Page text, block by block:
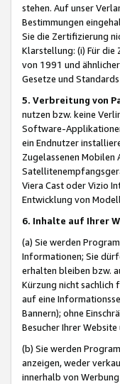
stehen. Auf unser
Bestimmungen
Sie die Zertifizierung
Klarstellung: (i) Für die
von 1991 und
Gesetze und
5. Verbreitung von
nutzen bzw. keine
Software-
ein Endnutzer
Zugelassenen
Viera Cast oder Vizio
Entwicklung von
6. Inhalte auf Ihrer
(a) Sie werden
Informationen; Sie
erhalten bleiben bzw.
Kürzung nicht sachlich
auf eine
Bannern); ohne
Besucher Ihrer
(b) Sie werden
anzeigen, weder
innerhalb von